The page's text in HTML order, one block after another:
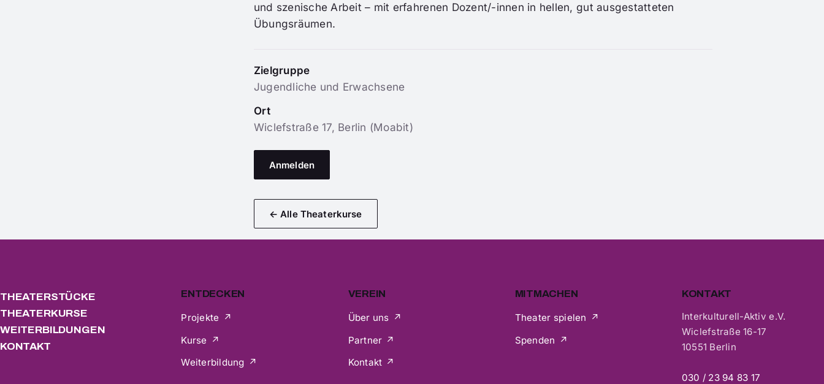
und szenische Arbeit – mit erfahrenen Dozent/-innen in hellen, gut ausgestatteten
Übungsräumen.
Zielgruppe
Jugendliche und Erwachsene
Ort
Wiclefstraße 17, Berlin (Moabit)
Anmelden
← Alle Theaterkurse
THEATERSTÜCKE
THEATERKURSE
WEITERBILDUNGEN
KONTAKT
ENTDECKEN
Projekte
Kurse
Weiterbildung
VEREIN
Über uns
Partner
Kontakt
MITMACHEN
Theater spielen
Spenden
KONTAKT
Interkulturell-Aktiv e.V.
Wiclefstraße 16-17
10551 Berlin
030 / 23 94 83 17